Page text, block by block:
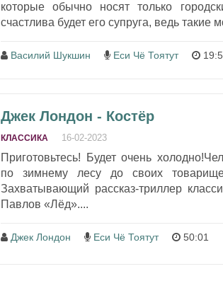
которые обычно носят только
счастлива будет его супруга, ведь
Василий Шукшин Еси Чё Тоятут
Джек Лондон - Костёр
КЛАССИКА 16-02-2023
Приготовьтесь! Будет очень
по зимнему лесу до своих
Захватывающий рассказ-триллер
Павлов «Лёд»....
Джек Лондон Еси Чё Тоятут 50:01